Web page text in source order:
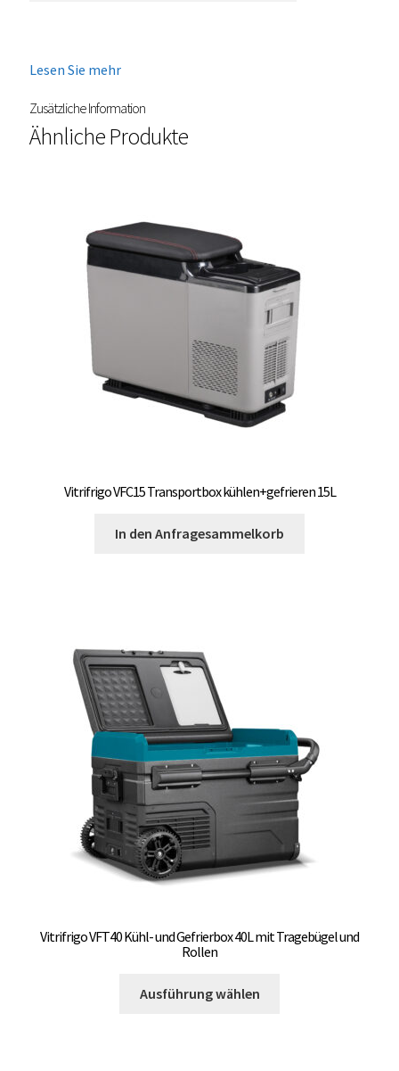
Lesen Sie mehr
Zusätzliche Information
Ähnliche Produkte
Vitrifrigo VFC15 Transportbox kühlen+gefrieren 15L
In den Anfragesammelkorb
Vitrifrigo VFT40 Kühl- und Gefrierbox 40L mit Tragebügel und
Rollen
Ausführung wählen